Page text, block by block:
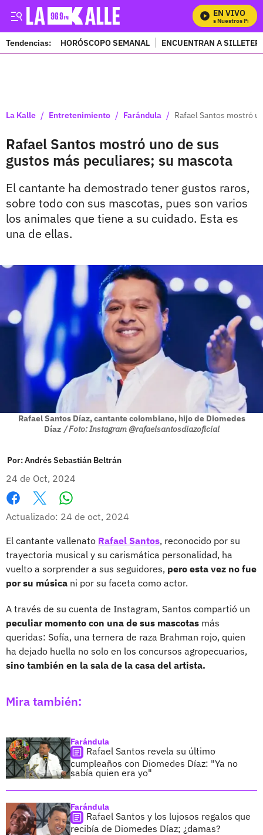
EN VIVO
Mira Todos Nuestros
Tendencias: HORÓSCOPO SEMANAL ENCUENTRAN A
La Kalle / Entretenimiento / Farándula / Rafael Santos mostró
Rafael Santos mostró uno de sus
gustos más peculiares; su mascota
El cantante ha demostrado tener gustos raros,
sobre todo con sus mascotas, pues son varios
los animales que tiene a su cuidado. Esta es
una de ellas.
Rafael Santos Díaz, cantante colombiano, hijo de Diomedes
Díaz / Foto: Instagram @rafaelsantosdiazoficial
Por:Andrés Sebastián Beltrán
24 de Oct, 2024
Facebook
X
Actualizado: 24 de oct, 2024
El cantante vallenato Rafael Santos, reconocido por su
trayectoria musical y su carismática personalidad, ha
vuelto a sorprender a sus seguidores, pero esta vez no fue
por su música ni por su faceta como actor.
A través de su cuenta de Instagram, Santos compartió un
peculiar momento con una de sus mascotas más
queridas: Sofía, una ternera de raza Brahman rojo, quien
ha dejado huella no solo en los concursos agropecuarios,
sino también en la sala de la casa del artista.
Mira también:
Farándula
Rafael Santos revela su último
cumpleaños con Diomedes Díaz: "Ya no
sabía quien era yo"
Farándula
Rafael Santos y los lujosos regalos que
recibía de Diomedes Díaz; ¿damas?